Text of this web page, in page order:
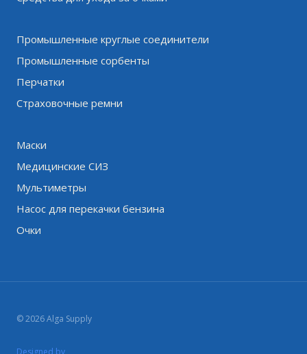
Промышленные круглые соединители
Промышленные сорбенты
Перчатки
Страховочные ремни
Маски
Медицинские СИЗ
Мультиметры
Насос для перекачки бензина
Очки
© 2026 Alga Supply
Designed by